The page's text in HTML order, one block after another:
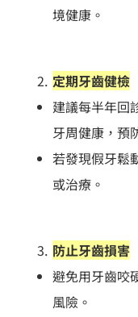
境健康。
定期牙齒健檢
建議每半年回
牙周健康，預
若發現假牙鬆
或治療。
防止牙齒損害
避免用牙齒咬
風險。